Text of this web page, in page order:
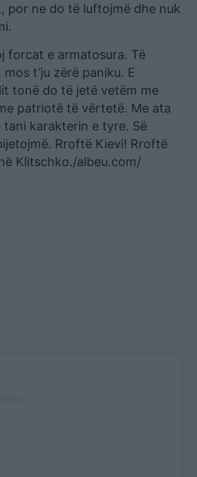
por ne do të luftojmë dhe nuk
forcat e armatosura. Të
t’ju zërë paniku. E
tonë do të jetë vetëm me
patriotë të vërtetë. Me ata
karakterin e tyre. Së
Rroftë Kievi! Rroftë
Klitschko./albeu.com/